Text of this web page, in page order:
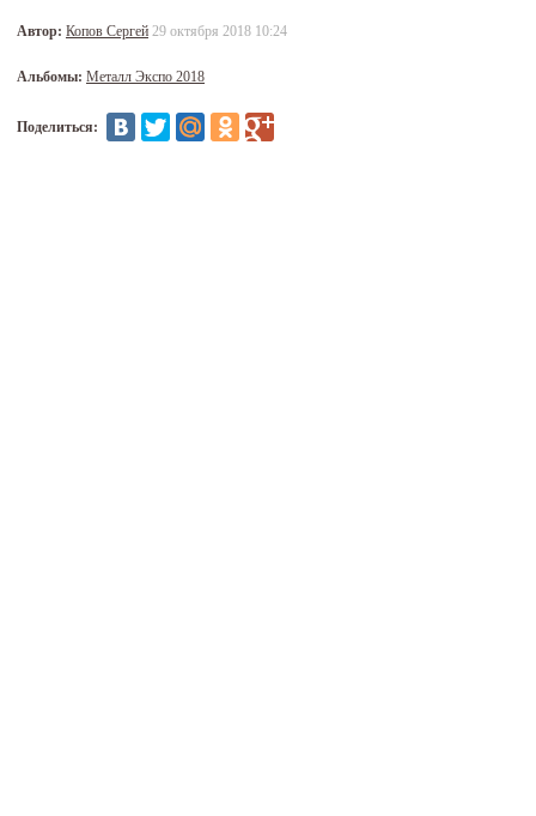
Автор: Копов Сергей 29 октября 2018 10:24
Альбомы: Металл Экспо 2018
Поделиться: